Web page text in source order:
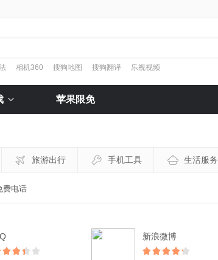
相机360 搜狗地图 搜狗翻译 乐视视频
苹果限免
旅游出行 手机工具 生活服务
费电话
新浪微博